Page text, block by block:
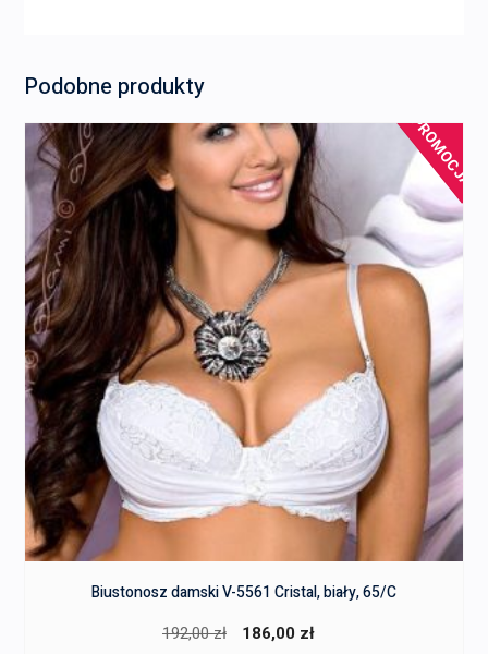
Podobne produkty
PROMOCJA!
Biustonosz damski V-5561 Cristal, biały, 65/C
192,00zł
Pierwotna
186,00 zł